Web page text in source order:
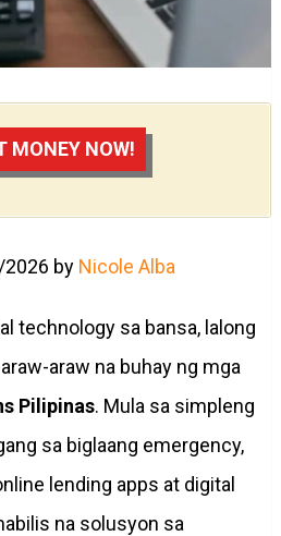
MONEY NOW!
by Nicole Alba
technology sa bansa, lalong
araw na buhay ng mga
Pilipinas. Mula sa simpleng
sa biglaang emergency,
lending apps at digital
na solusyon sa